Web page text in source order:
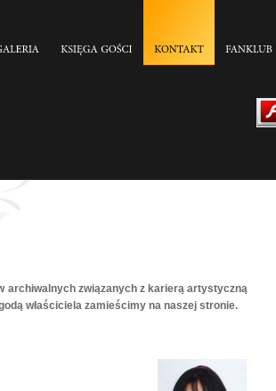
archiwalnych związanych z karierą artystyczną
właściciela zamieścimy na naszej stronie.